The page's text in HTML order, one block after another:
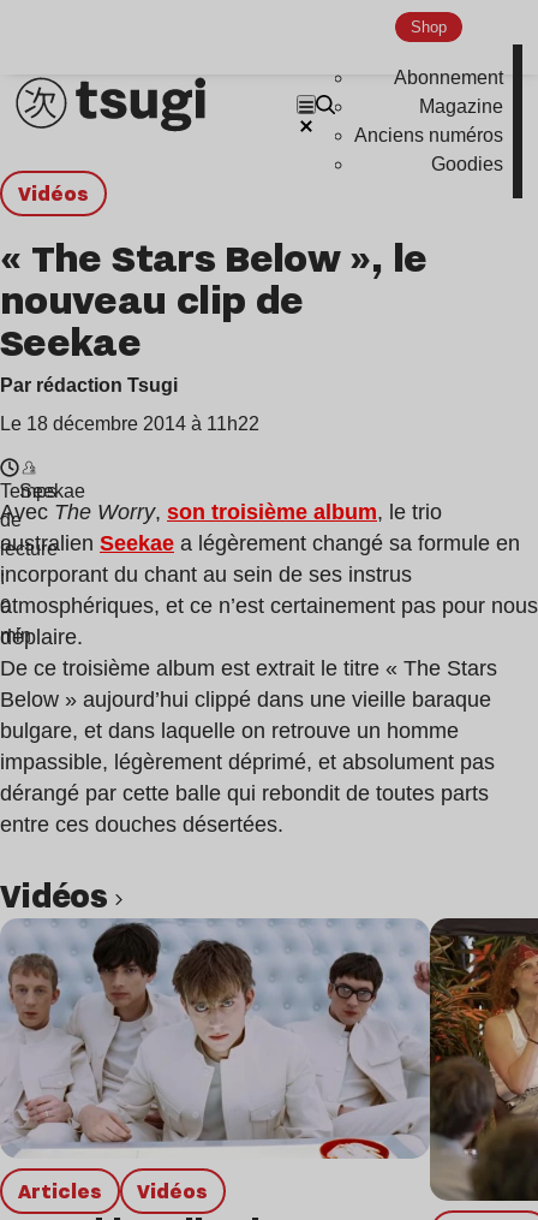
Shop
Abonnement
Magazine
Anciens numéros
Goodies
Vidéos
« The Stars Below », le
nouveau clip de
Seekae
Par rédaction Tsugi
Le 18 décembre 2014 à 11h22
Temps
de
lecture
:
0
min
Seekae
Avec The Worry, son troisième album, le trio
australien Seekae a légèrement changé sa formule en
incorporant du chant au sein de ses instrus
atmosphériques, et ce n’est certainement pas pour nous
déplaire.
De ce troisième album est extrait le titre « The Stars
Below » aujourd’hui clippé dans une vieille baraque
bulgare, et dans laquelle on retrouve un homme
impassible, légèrement déprimé, et absolument pas
dérangé par cette balle qui rebondit de toutes parts
entre ces douches désertées.
Vidéos
Articles Vidéos
Lire l’article